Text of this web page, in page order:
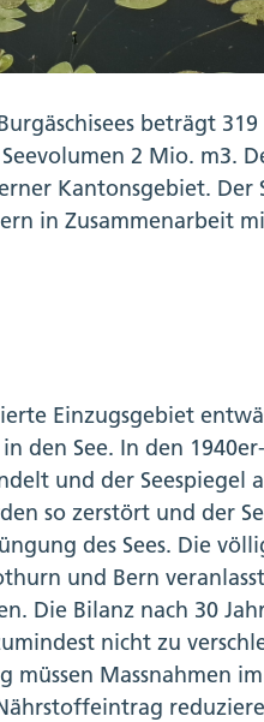
beträgt
2 Mio. m3.
Kantonsgebiet.
in Zusammenarbeit
Einzugsgebiet
den See. In den
und der Seespiegel
so zerstört und der
des Sees. Die
und Bern
Die Bilanz nach 30
nicht zu
Massnahmen